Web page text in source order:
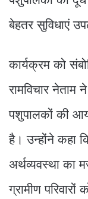
बेहतर सुविधाएं
कार्यक्रम को
रामविचार
पशुपालकों की आय
है। उन्होंने कहा
अर्थव्यवस्था का
ग्रामीण